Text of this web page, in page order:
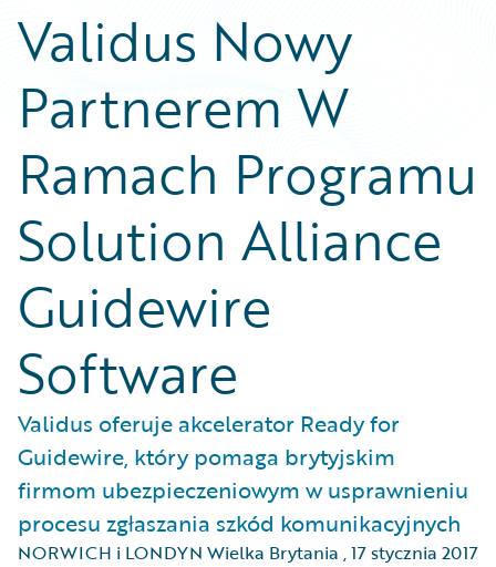
Validus Nowy
Partnerem W
Ramach Programu
Solution Alliance
Guidewire
Software
Validus oferuje akcelerator Ready for
Guidewire, który pomaga brytyjskim
firmom ubezpieczeniowym w usprawnieniu
procesu zgłaszania szkód komunikacyjnych
NORWICH i LONDYN Wielka Brytania ,17 stycznia 2017